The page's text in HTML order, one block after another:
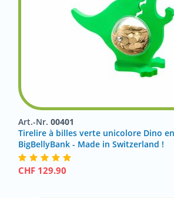
Art.-Nr. 00401
Tirelire à billes verte unicolore Dino
BigBellyBank - Made in Switzerland !
CHF 129.90